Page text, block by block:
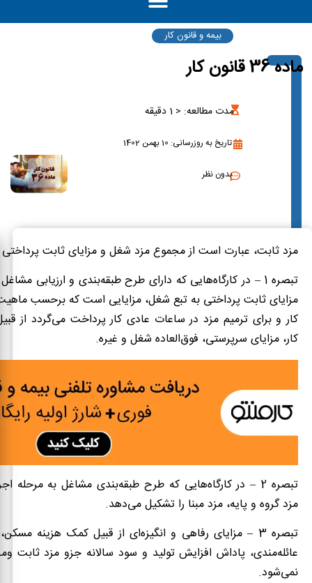
بیمه و قانون کار
ماده 36 قانون کار
مدت مطالعه: < 1 دقیقه
تاریخ به روزرسانی: 10 بهمن 1402
بدون نظر
مزد ثابت، عبارت است از مجموع مزد شغل و مزایای ثابت
‌تبصره 1 – در کارگاه‌هایی که دارای طرح طبقه‌بندی و ارزیابی
مزایای ثابت پرداختی به تبع شغل، مزایایی است که بر‌حسب
کار و برای ترمیم مزد در ساعات عادی کار پرداخت می‌گردد از
کار، مزایای سرپرستی، فوق‌العاده شغل و غیره.
‌تبصره 2 – در کارگاه‌هایی که طرح طبقه‌بندی مشاغل به مرحله
مزد گروه و پایه، مزد مبنا را تشکیل می‌دهد.
‌تبصره 3 – مزایای رفاهی و انگیزه‌ای از قبیل کمک هزینه
عائله‌مندی، پاداش افزایش تولید و سود سالانه جزو مزد ثابت
نمی‌شود.